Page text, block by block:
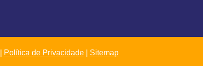
Política de Privacidade| Sitemap